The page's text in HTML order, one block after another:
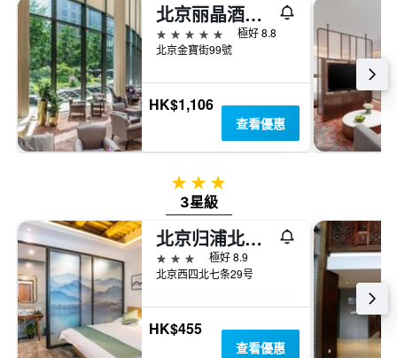
北京丽晶酒店，洲际酒店集团旗下
5星級
極好 8.8
北京金寶街99號
HK$1,106
查看優惠
3星級
3星級
北京归浦北海四合院酒店
3星級
極好 8.9
北京西四北七条29号
HK$455
查看優惠